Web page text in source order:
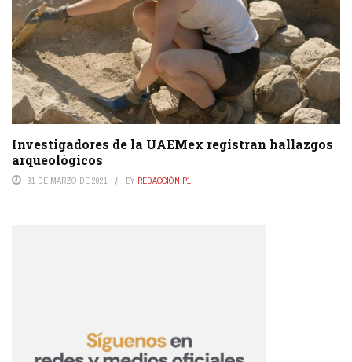
Investigadores de la UAEMex registran hallazgos
arqueológicos
31 DE MARZO DE 2021 BY REDACCIÓN P1